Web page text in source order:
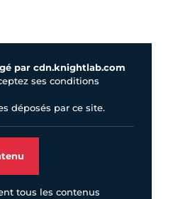
par cdn.knightlab.com
ses conditions
déposés par ce site.
tous les contenus